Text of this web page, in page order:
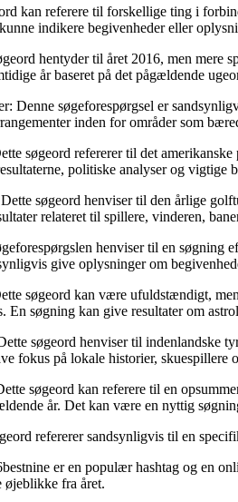
kan referere til forskellige ting i
indikere begivenheder eller
hentyder til året 2016, men
år baseret på det pågældende
Denne søgeforespørgsel er
inden for områder som
søgeord refererer til det
politiske analyser og vigtige
søgeord henviser til den årlige
relateret til spillere, vinderen,
henviser til en søgning
give oplysninger om
søgeord kan være ufuldstændigt,
En søgning kan give resultater om
søgeord henviser til indenlandske
fokus på lokale historier, skuespillere
søgeord kan referere til en
år. Det kan være en nyttig
refererer sandsynligvis til en
er en populær hashtag og en
fra året.